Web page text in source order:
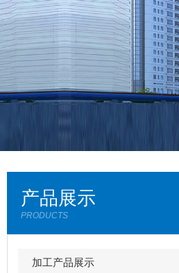
产品展示
PRODUCTS
加工产品展示